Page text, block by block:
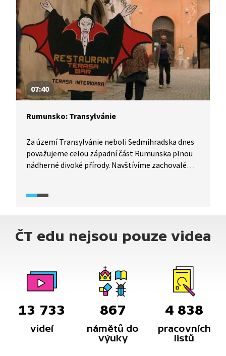
07:40
Rumunsko: Transylvánie
Za území Transylvánie neboli Sedmihradska dnes
považujeme celou západní část Rumunska plnou
nádherné divoké přírody. Navštívíme zachovalé
sedmihradských Sasů, kteří sem přišli již ve 12.
ČT edu nejsou pouze videa
13 733
videí
867
námětů do
výuky
4 838
pracovních
listů